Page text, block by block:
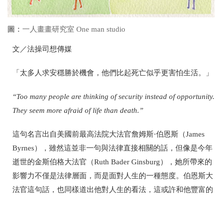
圖： 一人畫畫研究室 One man studio
文／法操司想傳媒
「太多人求安穩勝於機會，他們比起死亡似乎更害怕生活。」
“Too many people are thinking of security instead of opportunity.
They seem more afraid of life than death.”
這句名言出自美國前最高法院大法官詹姆斯·伯恩斯（James
Byrnes），雖然這並非一句與法律直接相關的話，但像是今年
逝世的金斯伯格大法官（Ruth Bader Ginsburg），她所帶來的
影響力不僅是法律層面，而是面對人生的一種態度。伯恩斯大
法官這句話，也同樣道出他對人生的看法，這或許和他豐富的